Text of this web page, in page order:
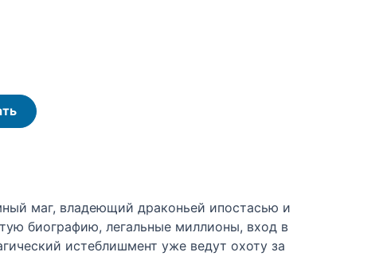
маг, владеющий драконьей ипостасью и
биографию, легальные миллионы, вход в
истеблишмент уже ведут охоту за